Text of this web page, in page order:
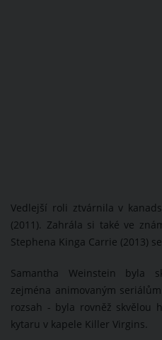
Vedlejší roli ztvárnila v
(2011). Zahrála si také ve
Stephena Kinga Carrie (2013)
Samantha Weinstein byla
zejména animovaným
rozsah - byla rovněž skvělou
kytaru v kapele Killer Virgins.